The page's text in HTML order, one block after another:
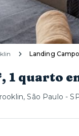
Landing
1 quarto
São Paulo -